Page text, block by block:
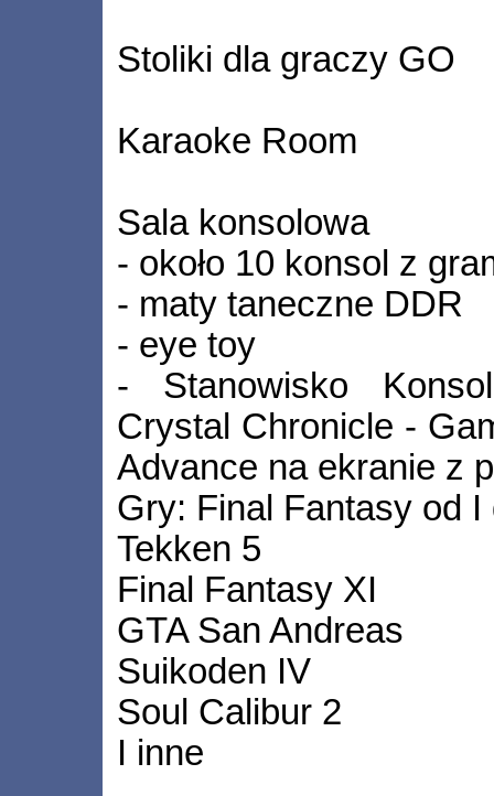
Stoliki dla graczy GO
Karaoke Room
Sala konsolowa
- około 10 konsol z
- maty taneczne DDR
- eye toy
- Stanowisko
Crystal Chronicle -
Advance na ekranie z
Gry: Final Fantasy od I
Tekken 5
Final Fantasy XI
GTA San Andreas
Suikoden IV
Soul Calibur 2
I inne